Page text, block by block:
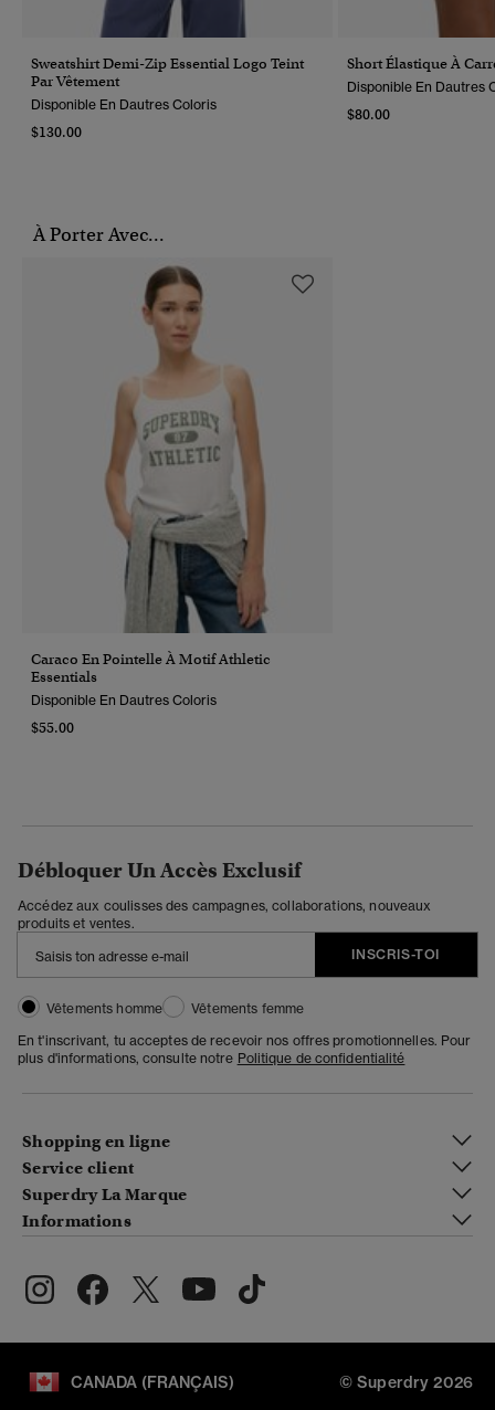
Sweatshirt Demi-Zip Essential Logo Teint
Par Vêtement
Disponible En Dautres Coloris
$130.00
Short Élastique À
Disponible En Dautres
$80.00
À Porter Avec...
Caraco En Pointelle À Motif Athletic
Essentials
Disponible En Dautres Coloris
$55.00
Débloquer Un Accès Exclusif
Accédez aux coulisses des campagnes, collaborations, nouveaux
produits et ventes.
INSCRIS-TOI
Vêtements homme
Vêtements femme
En t'inscrivant, tu acceptes de recevoir nos offres promotionnelles. Pour
plus d'informations, consulte notre Politique de confidentialité
Shopping en ligne
Service client
Superdry La Marque
Informations
CANADA (FRANÇAIS) © Superdry 2026